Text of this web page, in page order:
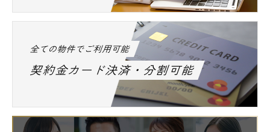
全ての物件でご利用可能
契約金カード決済・分割可能